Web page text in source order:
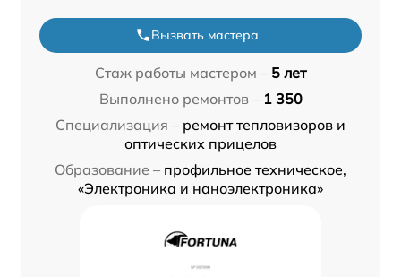
Вызвать мастера
Стаж работы мастером – 5 лет
Выполнено ремонтов – 1 350
Специализация – ремонт тепловизоров и
оптических прицелов
Образование – профильное техническое,
«Электроника и наноэлектроника»